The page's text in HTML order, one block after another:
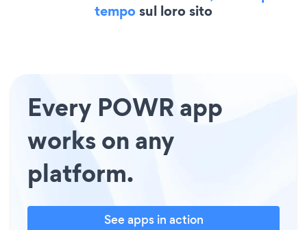
temposul loro sito
Every POWR app
works on any
platform.
See apps in action